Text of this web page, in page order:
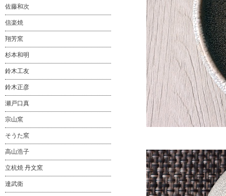
佐藤和次
信楽焼
翔芳窯
杉本和明
鈴木工友
鈴木正彦
瀬戸口真
宗山窯
そうた窯
高山浩子
立杭焼 丹文窯
達武衛